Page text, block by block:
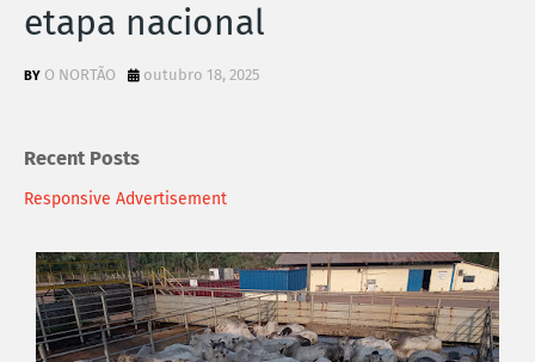
etapa nacional
O NORTÃO outubro 18, 2025
Recent Posts
Responsive Advertisement